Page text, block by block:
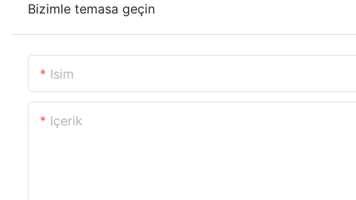
Bizimle temasa geçin
Isim
Içerik